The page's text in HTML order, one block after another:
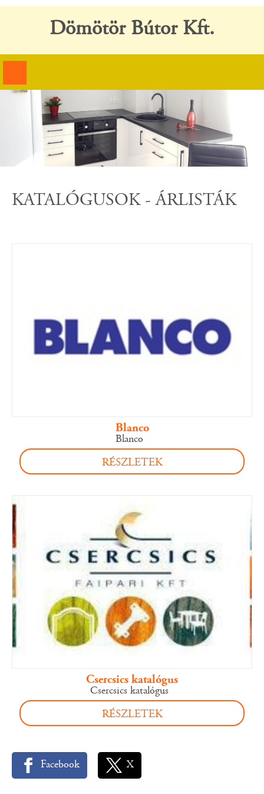
Dömötör Bútor Kft.
KATALÓGUSOK - ÁRLISTÁK
Blanco
Blanco
RÉSZLETEK
Csercsics katalógus
Csercsics katalógus
RÉSZLETEK
Facebook X